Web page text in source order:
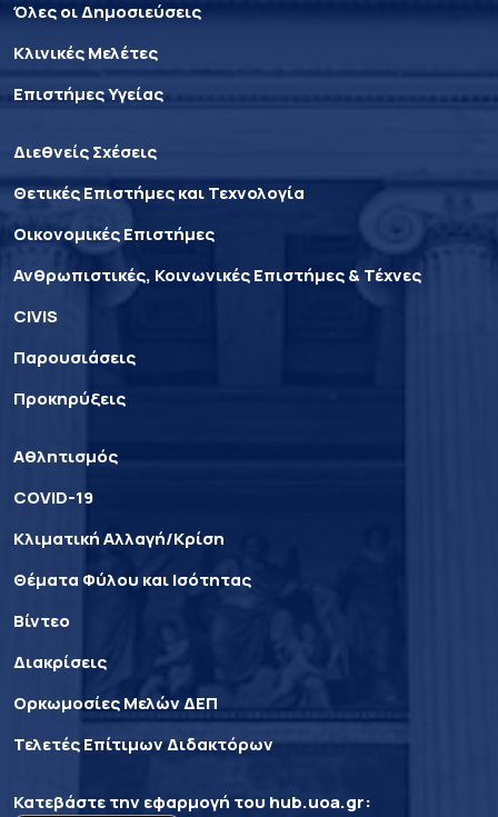
Όλες οι Δημοσιεύσεις
Κλινικές Μελέτες
Επιστήμες Υγείας
Διεθνείς Σχέσεις
Θετικές Επιστήμες και Τεχνολογία
Οικονομικές Επιστήμες
Ανθρωπιστικές, Κοινωνικές Επιστήμες & Τέχνες
CIVIS
Παρουσιάσεις
Προκηρύξεις
Αθλητισμός
COVID-19
Κλιματική Αλλαγή/Κρίση
Θέματα Φύλου και Ισότητας
Βίντεο
Διακρίσεις
Ορκωμοσίες Μελών ΔΕΠ
Τελετές Επίτιμων Διδακτόρων
Κατεβάστε την εφαρμογή του hub.uoa.gr: